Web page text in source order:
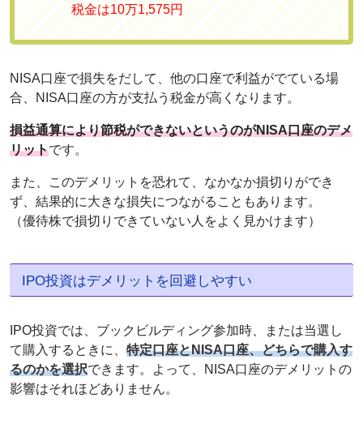
税金は10万1,575円
NISA口座で損失をだして、他の口座で利益がでている場
合、NISA口座の方が支払う税金が高くなります。
損益通算により節税ができないというのがNISA口座のデメ
リットです。
また、このデメリットを恐れて、なかなか損切りができ
ず、結果的に大きな損失につながることもあります。
（優待株で損切りできていない人をよく見かけます）
IPO投資はデメリットを回避しやすい
IPO投資では、ブックビルディング参加時、または当選し
て購入するときに、 特定口座とNISA口座、どちらで購入す
るのかを選択できます。よって、NISA口座のデメリットの
影響はそれほどありません。